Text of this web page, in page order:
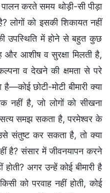
करते समय थोड़ी-सी पीड़ा
लोगों को इसकी शिकायत नहीं
उपस्थिति में होने से बहुत कुछ
और आशीष व सुरक्षा मिलती है,
व देखने की क्षमता से परे
छोटी-मोटी बीमारी क्या
नहीं है, जो लोगों को सीखना
सत्य समझ सकता है, परमेश्वर के
संतुष्ट कर सकता है, तो क्या
है? संसार में जीवनयापन करने
होती? अगर उन्हें कोई बीमारी है
को परवाह नहीं होती, कोई